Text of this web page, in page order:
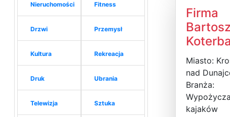
Nieruchomości
Drzwi
Kultura
Druk
Telewizja
Fitness
Przemysł
Rekreacja
Ubrania
Sztuka
Firma
Bartosz
Koterba
Miasto:
nad
Branża:
kajaków